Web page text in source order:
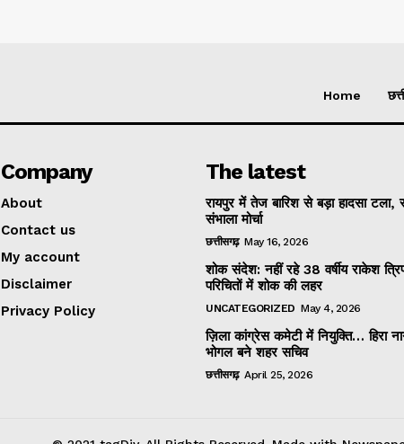
Home
Company
About
Contact us
My account
Disclaimer
Privacy Policy
The latest
रायपुर में तेज बारिश से बड़ा हादसा टला,
संभाला मोर्चा
छत्तीसगढ़ May 16, 2026
शोक संदेश: नहीं रहे 38 वर्षीय राकेश
परिचितों में शोक की लहर
UNCATEGORIZED May 4, 2026
ज़िला कांग्रेस कमेटी में नियुक्ति… हिरा
भोगल बने शहर सचिव
छत्तीसगढ़ April 25, 2026